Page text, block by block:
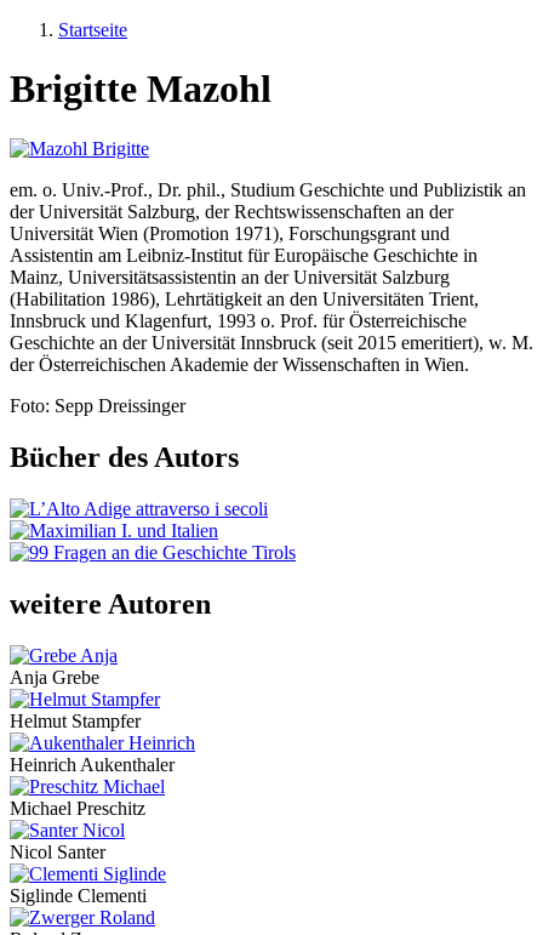
Startseite
Brigitte Mazohl
em. o. Univ.-Prof., Dr. phil., Studium Geschichte und Publizistik an
der Universität Salzburg, der Rechtswissenschaften an der
Universität Wien (Promotion 1971), Forschungsgrant und
Assistentin am Leibniz-Institut für Europäische Geschichte in
Mainz, Universitätsassistentin an der Universität Salzburg
(Habilitation 1986), Lehrtätigkeit an den Universitäten Trient,
Innsbruck und Klagenfurt, 1993 o. Prof. für Österreichische
Geschichte an der Universität Innsbruck (seit 2015 emeritiert), w. M.
der Österreichischen Akademie der Wissenschaften in Wien.
Foto: Sepp Dreissinger
Bücher des Autors
weitere Autoren
Anja Grebe
Helmut Stampfer
Heinrich Aukenthaler
Michael Preschitz
Nicol Santer
Siglinde Clementi